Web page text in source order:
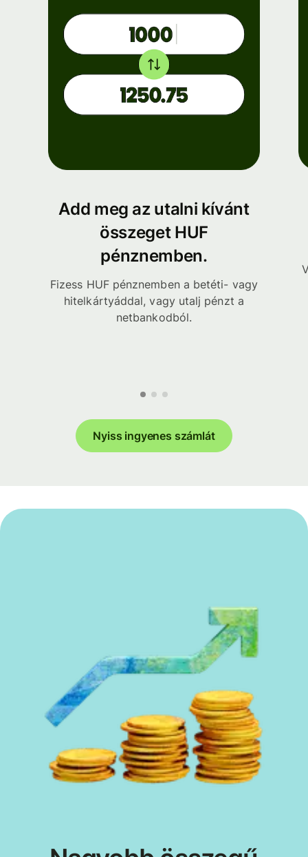
Add meg az utalni kívánt
összeget HUF
pénznemben.
Fizess HUF pénznemben a betéti- vagy
hitelkártyáddal, vagy utalj pénzt a
netbankodból.
Nyiss ingyenes számlát